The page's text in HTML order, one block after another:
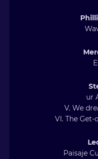
ur
V. We
VI. The
Paisaje